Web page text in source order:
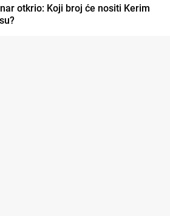
otkrio: Koji broj će nositi Kerim